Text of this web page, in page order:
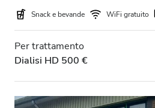
Snack e bevande WiFi gratuito
Per trattamento
Dialisi HD 500 €